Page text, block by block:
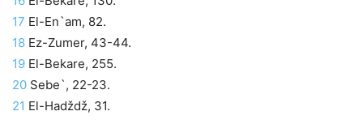
17 El-En`am, 82.
18 Ez-Zumer, 43-44.
19 El-Bekare, 255.
20 Sebe`, 22-23.
21 El-Hadždž, 31.